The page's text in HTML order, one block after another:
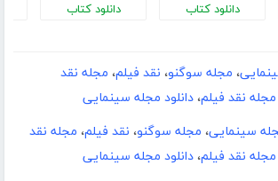
دانلود کتاب دانلود کتاب
، مجله سوگنو، نقد فیلم، مجله نقد
مجله نقد فیلم، دانلود مجله سینمایی
سینمایی، مجله سوگنو، نقد فیلم، مجله نقد
مجله نقد فیلم، دانلود مجله سینمایی